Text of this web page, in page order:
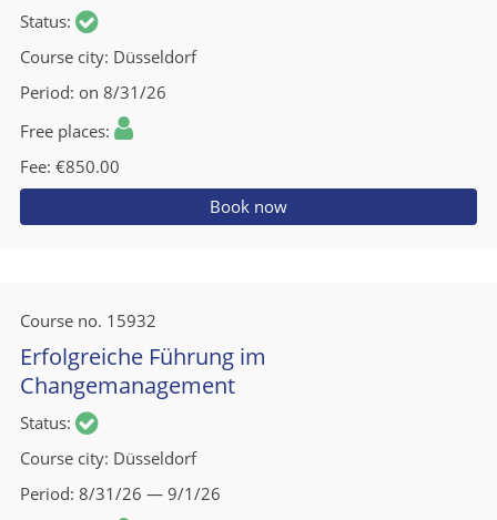
Status
Course city Düsseldorf
Period on 8/31/26
Free places
Fee €850.00
Book now
Course no. 15932
Erfolgreiche Führung im
Changemanagement
Status
Course city Düsseldorf
Period 8/31/26 — 9/1/26